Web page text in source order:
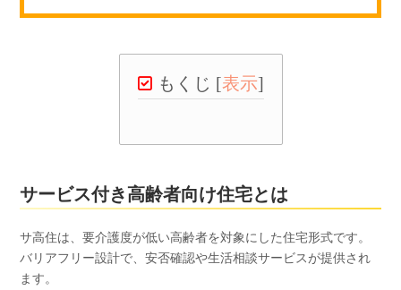
もくじ [表示]
サービス付き高齢者向け住宅とは
サ高住は、要介護度が低い高齢者を対象にした住宅形式です。
バリアフリー設計で、安否確認や生活相談サービスが提供され
ます。